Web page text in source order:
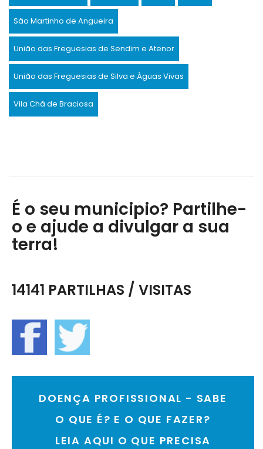
São Martinho de Angueira
União das Freguesias de Sendim e Atenor
União das Freguesias de Silva e Águas Vivas
Vila Chã de Braciosa
É o seu municipio? Partilhe-
o e ajude a divulgar a sua
terra!
14141 PARTILHAS / VISITAS
DOENÇA PROFISSIONAL - SABE
O QUE É? E O QUE FAZER?
LEIA AQUI O QUE PRECISA